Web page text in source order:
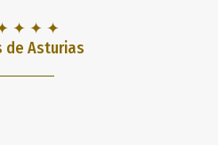
✦ ✦ ✦
de Asturias